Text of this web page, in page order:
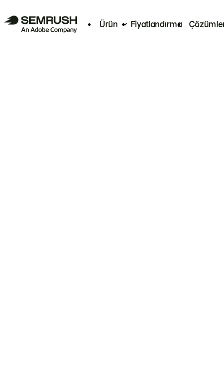
Ürün Fiyatlandırma